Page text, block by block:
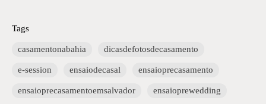
Tags
casamentonabahia dicasdefotosdecasamento
e-session ensaiodecasal ensaioprecasamento
ensaioprecasamentoemsalvador ensaioprewedding